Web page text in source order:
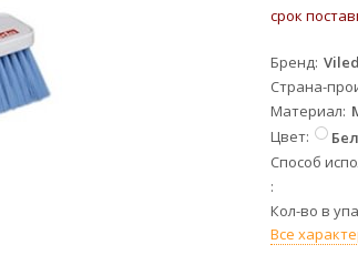
срок
Бренд
Страна-
Материал
Цвет
Способ
Кол-во в
Все